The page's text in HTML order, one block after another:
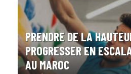
PRENDRE DE LA
PROGRESSER EN
AU MAROC